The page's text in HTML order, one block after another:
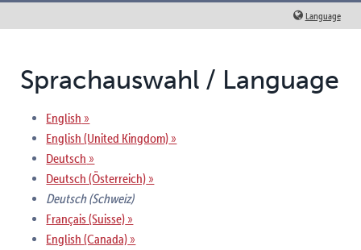
Language
Sprachauswahl / Language
English
English (United Kingdom)
Deutsch
Deutsch (Österreich)
Deutsch (Schweiz)
Français (Suisse)
English (Canada)